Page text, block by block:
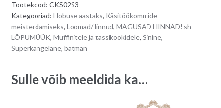
cm
-
50
tk/
n
e
Tootekood: CKS0293
Kategooriad: Hobuse aastaks, Käsitöökommide
meisterdamiseks, Loomad/ linnud, MAGUSAD HINNAD! sh
LÕPUMÜÜK, Muffinitele ja tassikookidele, Sinine,
Superkangelane, batman
Sulle võib meeldida ka…